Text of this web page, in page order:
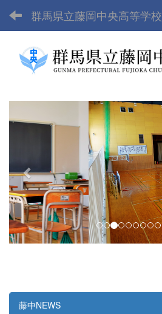
群馬県立藤岡中央高等学校
r
i
o
u
s
藤中NEWS